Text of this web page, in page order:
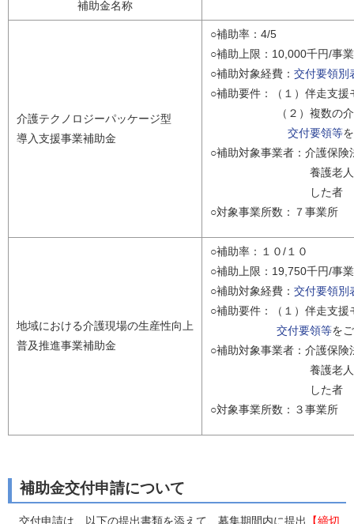
補助金名称
介護テクノロジーパッケージ型
導入支援事業補助金
○補助率：4/5
○補助上限：10,000千円/事
○補助対象経費： 交付要領別
○補助要件：（１）伴走支
（２）複数の介護テ
交付要領等
○補助対象事業者：介護保
養護老人ホーム、
した者
○対象事業所数：７事業所
地域における介護現場の生産性向上
普及推進事業補助金
○補助率：１０/１０
○補助上限：19,750千円/事
○補助対象経費： 交付要領別
○補助要件：（１）伴走支
交付要領等を
○補助対象事業者：介護保
養護老人ホーム、
した者
○対象事業所数：３事業所
補助金交付申請について
交付申請は、以下の提出書類を添えて、募集期間内に提出 【締切